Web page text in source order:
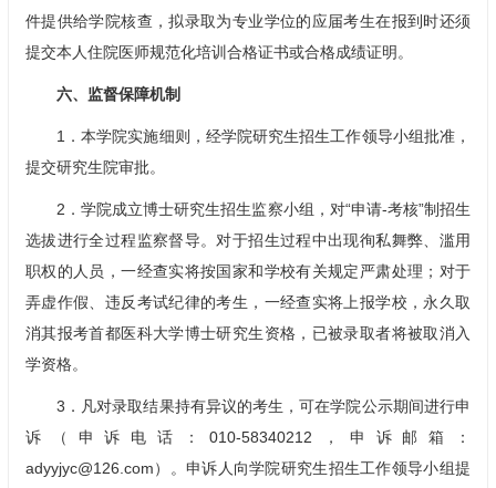
件提供给学院核查，拟录取为专业学位的应届考生在报到时还须
提交本人住院医师规范化培训合格证书或合格成绩证明。
六、监督保障机制
1．本学院实施细则，经学院研究生招生工作领导小组批准，
提交研究生院审批。
2．学院成立博士研究生招生监察小组，对“申请-考核”制招生
选拔进行全过程监察督导。对于招生过程中出现徇私舞弊、滥用
职权的人员，一经查实将按国家和学校有关规定严肃处理；对于
弄虚作假、违反考试纪律的考生，一经查实将上报学校，永久取
消其报考首都医科大学博士研究生资格，已被录取者将被取消入
学资格。
3．凡对录取结果持有异议的考生，可在学院公示期间进行申
诉（申诉电话：010-58340212，申诉邮箱：
adyyjyc@126.com）。申诉人向学院研究生招生工作领导小组提